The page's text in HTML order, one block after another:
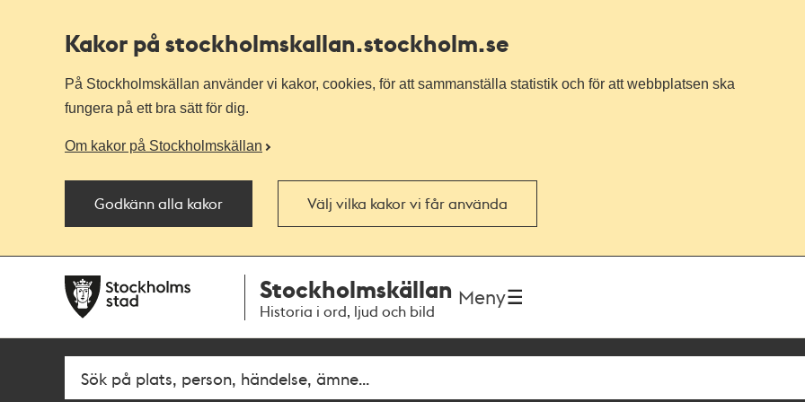
Kakor på stockholmskallan.stockholm.se
På Stockholmskällan använder vi kakor, cookies, för att sammanställa statistik och för att webbplatsen ska
fungera på ett bra sätt för dig.
Om kakor på Stockholmskällan
Godkänn alla kakor Välj vilka kakor vi får använda
navigationen
huvudinnehållet
Stockholmskällan
Historia i ord, ljud och bild
Meny
SökFritextsök